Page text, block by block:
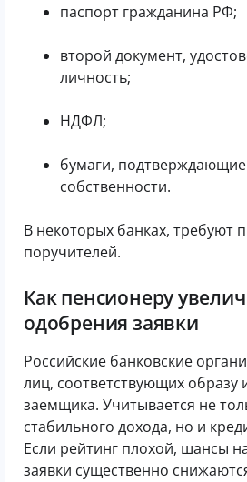
паспорт гражданина РФ;
второй документ,
личность;
НДФЛ;
бумаги,
собственности.
В некоторых банках, требуют
поручителей.
Как пенсионеру
одобрения заявки
Российские банковские
лиц, соответствующих образу
заемщика. Учитывается не
стабильного дохода, но и
Если рейтинг плохой, шансы
заявки существенно